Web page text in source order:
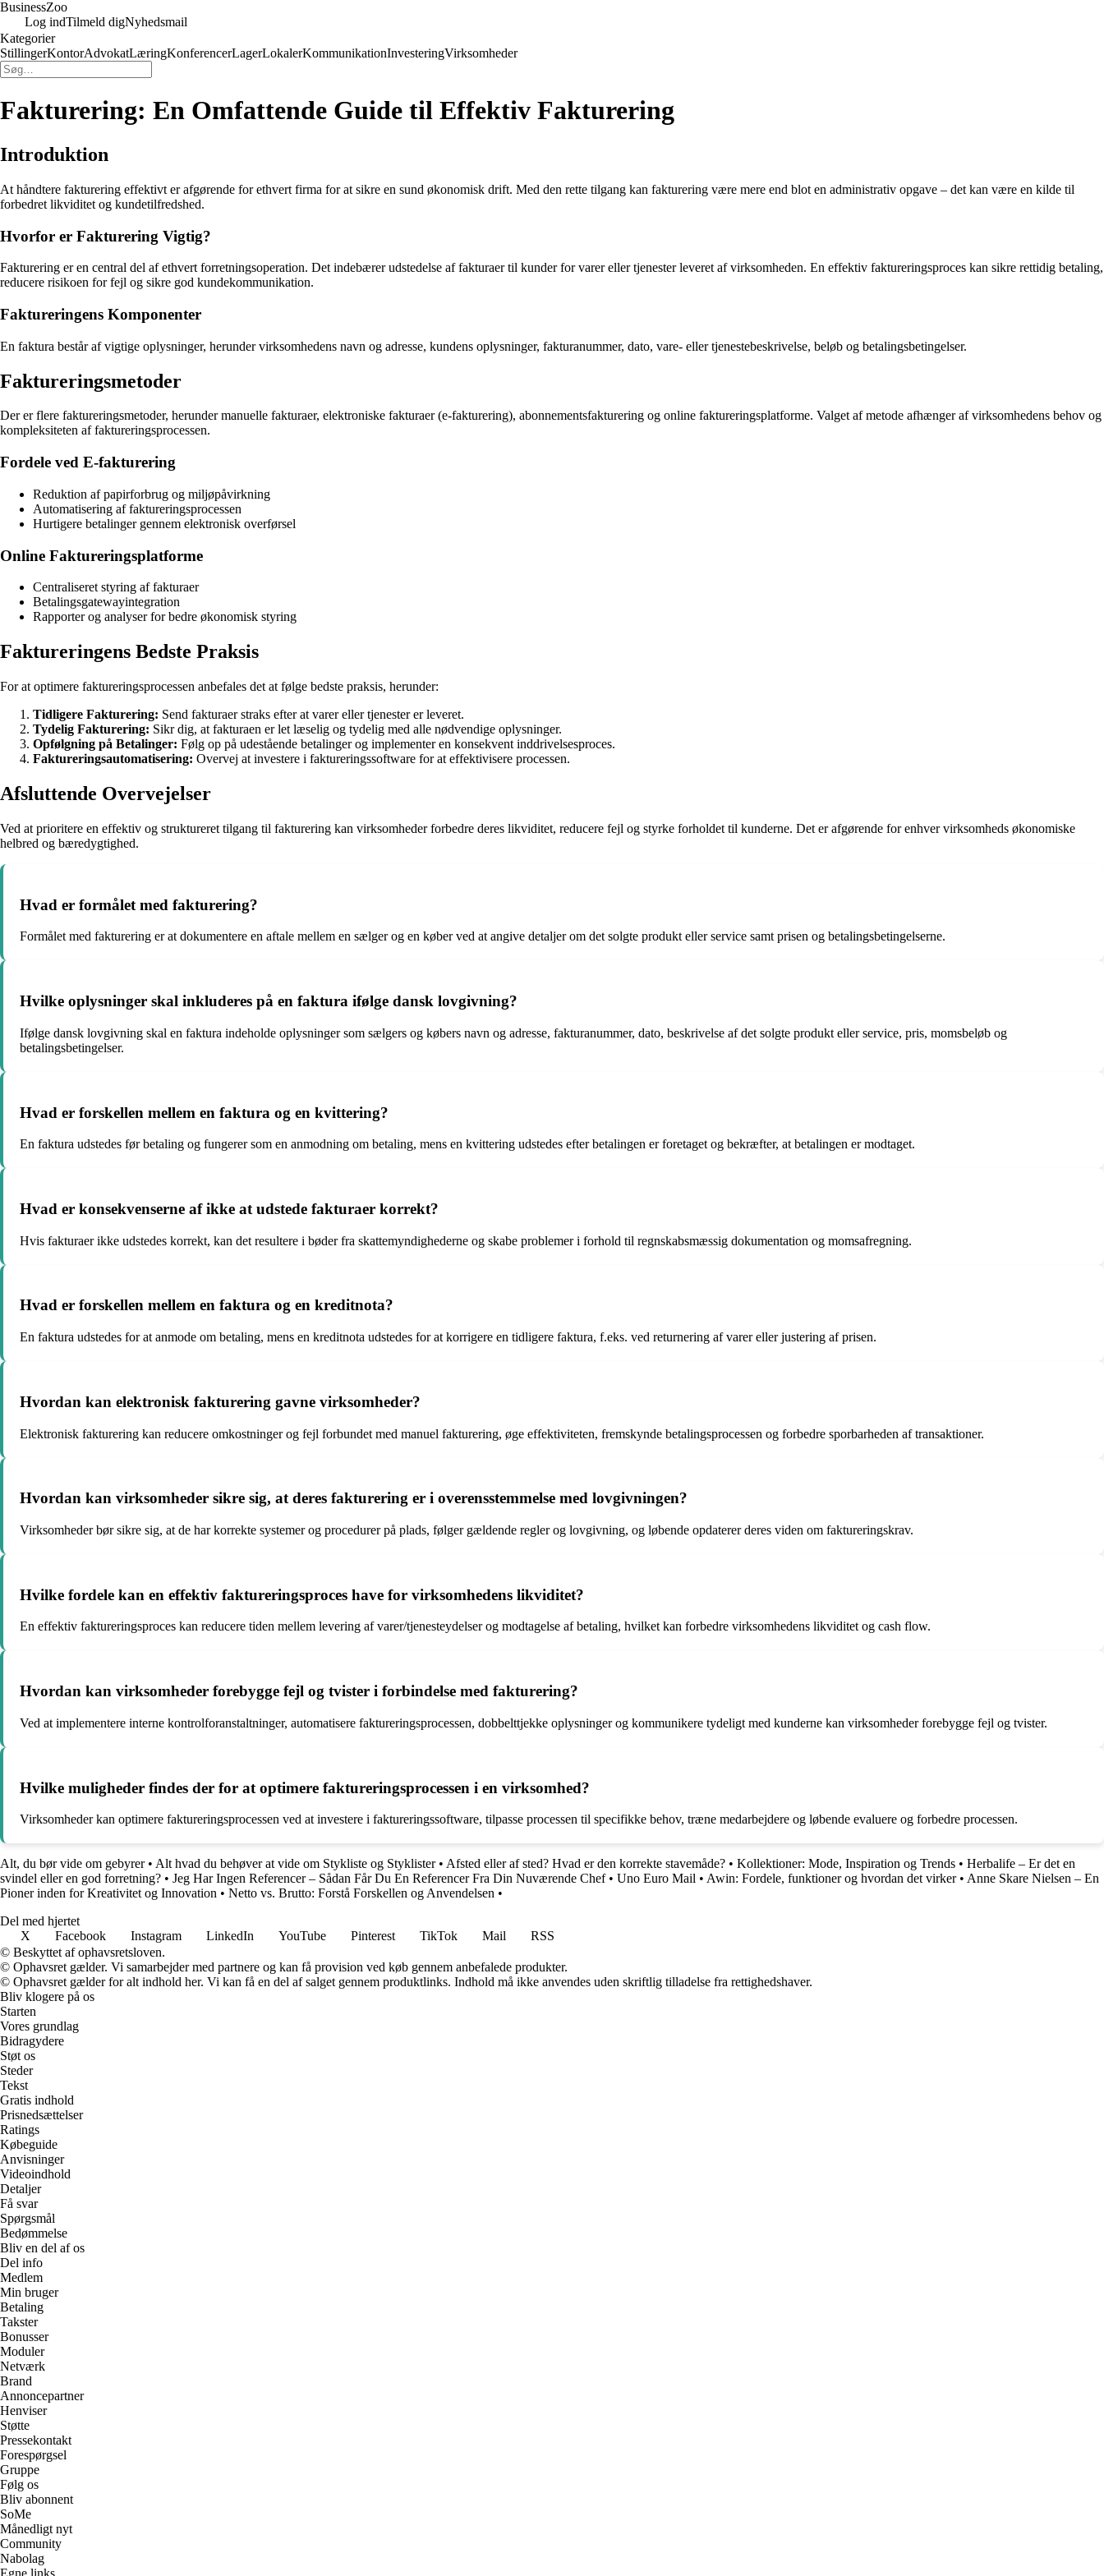
BusinessZoo
Log indTilmeld digNyhedsmail
Kategorier
StillingerKontorAdvokatLæringKonferencerLagerLokalerKommunikationInvesteringVirksomheder
Fakturering: En Omfattende Guide til Effektiv Fakturering
Introduktion
At håndtere fakturering effektivt er afgørende for ethvert firma for at sikre en sund økonomisk drift. Med den rette tilgang kan fakturering være mere end blot en administrativ opgave – det kan være en kilde til
forbedret likviditet og kundetilfredshed.
Hvorfor er Fakturering Vigtig?
Fakturering er en central del af ethvert forretningsoperation. Det indebærer udstedelse af fakturaer til kunder for varer eller tjenester leveret af virksomheden. En effektiv faktureringsproces kan sikre rettidig betaling,
reducere risikoen for fejl og sikre god kundekommunikation.
Faktureringens Komponenter
En faktura består af vigtige oplysninger, herunder virksomhedens navn og adresse, kundens oplysninger, fakturanummer, dato, vare- eller tjenestebeskrivelse, beløb og betalingsbetingelser.
Faktureringsmetoder
Der er flere faktureringsmetoder, herunder manuelle fakturaer, elektroniske fakturaer (e-fakturering), abonnementsfakturering og online faktureringsplatforme. Valget af metode afhænger af virksomhedens behov og
kompleksiteten af faktureringsprocessen.
Fordele ved E-fakturering
Reduktion af papirforbrug og miljøpåvirkning
Automatisering af faktureringsprocessen
Hurtigere betalinger gennem elektronisk overførsel
Online Faktureringsplatforme
Centraliseret styring af fakturaer
Betalingsgatewayintegration
Rapporter og analyser for bedre økonomisk styring
Faktureringens Bedste Praksis
For at optimere faktureringsprocessen anbefales det at følge bedste praksis, herunder:
Tidligere Fakturering: Send fakturaer straks efter at varer eller tjenester er leveret.
Tydelig Fakturering: Sikr dig, at fakturaen er let læselig og tydelig med alle nødvendige oplysninger.
Opfølgning på Betalinger: Følg op på udestående betalinger og implementer en konsekvent inddrivelsesproces.
Faktureringsautomatisering: Overvej at investere i faktureringssoftware for at effektivisere processen.
Afsluttende Overvejelser
Ved at prioritere en effektiv og struktureret tilgang til fakturering kan virksomheder forbedre deres likviditet, reducere fejl og styrke forholdet til kunderne. Det er afgørende for enhver virksomheds økonomiske
helbred og bæredygtighed.
Hvad er formålet med fakturering?
Formålet med fakturering er at dokumentere en aftale mellem en sælger og en køber ved at angive detaljer om det solgte produkt eller service samt prisen og betalingsbetingelserne.
Hvilke oplysninger skal inkluderes på en faktura ifølge dansk lovgivning?
Ifølge dansk lovgivning skal en faktura indeholde oplysninger som sælgers og købers navn og adresse, fakturanummer, dato, beskrivelse af det solgte produkt eller service, pris, momsbeløb og
betalingsbetingelser.
Hvad er forskellen mellem en faktura og en kvittering?
En faktura udstedes før betaling og fungerer som en anmodning om betaling, mens en kvittering udstedes efter betalingen er foretaget og bekræfter, at betalingen er modtaget.
Hvad er konsekvenserne af ikke at udstede fakturaer korrekt?
Hvis fakturaer ikke udstedes korrekt, kan det resultere i bøder fra skattemyndighederne og skabe problemer i forhold til regnskabsmæssig dokumentation og momsafregning.
Hvad er forskellen mellem en faktura og en kreditnota?
En faktura udstedes for at anmode om betaling, mens en kreditnota udstedes for at korrigere en tidligere faktura, f.eks. ved returnering af varer eller justering af prisen.
Hvordan kan elektronisk fakturering gavne virksomheder?
Elektronisk fakturering kan reducere omkostninger og fejl forbundet med manuel fakturering, øge effektiviteten, fremskynde betalingsprocessen og forbedre sporbarheden af transaktioner.
Hvordan kan virksomheder sikre sig, at deres fakturering er i overensstemmelse med lovgivningen?
Virksomheder bør sikre sig, at de har korrekte systemer og procedurer på plads, følger gældende regler og lovgivning, og løbende opdaterer deres viden om faktureringskrav.
Hvilke fordele kan en effektiv faktureringsproces have for virksomhedens likviditet?
En effektiv faktureringsproces kan reducere tiden mellem levering af varer/tjenesteydelser og modtagelse af betaling, hvilket kan forbedre virksomhedens likviditet og cash flow.
Hvordan kan virksomheder forebygge fejl og tvister i forbindelse med fakturering?
Ved at implementere interne kontrolforanstaltninger, automatisere faktureringsprocessen, dobbelttjekke oplysninger og kommunikere tydeligt med kunderne kan virksomheder forebygge fejl og tvister.
Hvilke muligheder findes der for at optimere faktureringsprocessen i en virksomhed?
Virksomheder kan optimere faktureringsprocessen ved at investere i faktureringssoftware, tilpasse processen til specifikke behov, træne medarbejdere og løbende evaluere og forbedre processen.
Alt, du bør vide om gebyrer• Alt hvad du behøver at vide om Stykliste og Styklister• Afsted eller af sted? Hvad er den korrekte stavemåde? • Kollektioner: Mode, Inspiration og Trends • Herbalife – Er det en
svindel eller en god forretning? • Jeg Har Ingen Referencer – Sådan Får Du En Referencer Fra Din Nuværende Chef• Uno Euro Mail • Awin: Fordele, funktioner og hvordan det virker• Anne Skare Nielsen – En
Pioner inden for Kreativitet og Innovation • Netto vs. Brutto: Forstå Forskellen og Anvendelsen •
Del med hjertet
X
Facebook Instagram LinkedIn YouTube Pinterest TikTok Mail
RSS
© Beskyttet af ophavsretsloven.
© Ophavsret gælder. Vi samarbejder med partnere og kan få provision ved køb gennem anbefalede produkter.
© Ophavsret gælder for alt indhold her. Vi kan få en del af salget gennem produktlinks. Indhold må ikke anvendes uden skriftlig tilladelse fra rettighedshaver.
Bliv klogere på os
Starten
Vores grundlag
Bidragydere
Støt os
Steder
Tekst
Gratis indhold
Prisnedsættelser
Ratings
Købeguide
Anvisninger
Videoindhold
Detaljer
Få svar
Spørgsmål
Bedømmelse
Bliv en del af os
Del info
Medlem
Min bruger
Betaling
Takster
Bonusser
Moduler
Netværk
Brand
Annoncepartner
Henviser
Støtte
Pressekontakt
Forespørgsel
Gruppe
Følg os
Bliv abonnent
SoMe
Månedligt nyt
Community
Nabolag